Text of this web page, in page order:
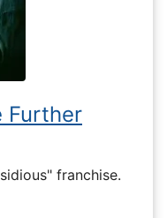
Further
franchise.